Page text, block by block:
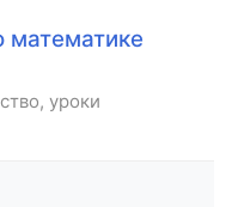
математике
уроки